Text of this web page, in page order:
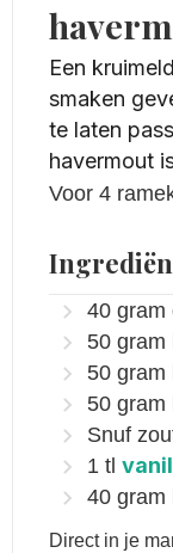
Een
smaken
te laten
havermout
Voor 4
40 gram
50 gram
50 gram
50 gram
Snuf
1 tl
40 gram
Direct in je